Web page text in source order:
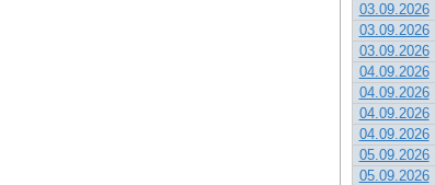
03.09.2026
03.09.2026
03.09.2026
04.09.2026
04.09.2026
04.09.2026
04.09.2026
05.09.2026
05.09.2026